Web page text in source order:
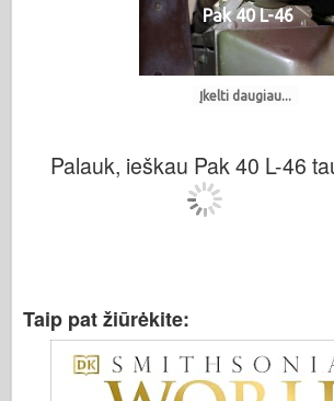
Pak 40 L-46
Įkelti daugiau...
Palauk, ieškau Pak 40 L-46
Taip pat žiūrėkite: